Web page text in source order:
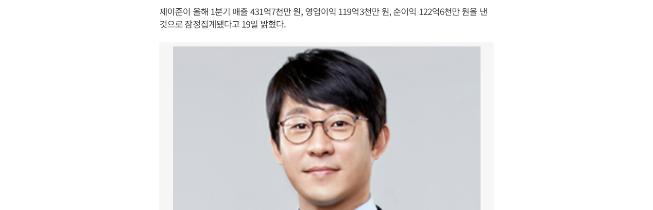
제이준이 올해 1분기 매출 431억7천만 원, 영업이익 119억3천만 원, 순이익 122억6천만 원을 낸
것으로 잠정집계됐다고 19일 밝혔다.